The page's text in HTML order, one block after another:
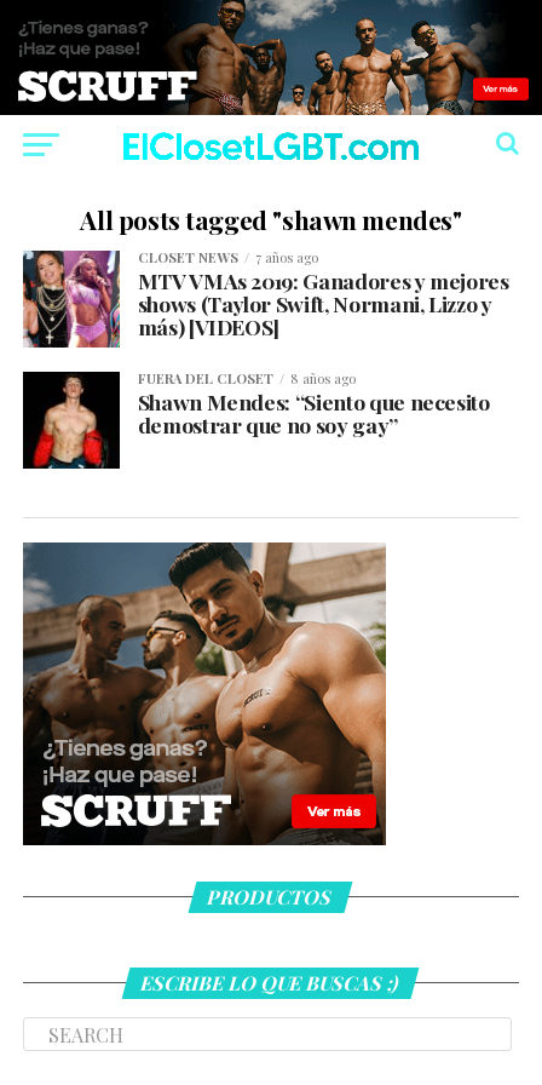
All posts tagged "shawn mendes"
CLOSET NEWS 7 años ago
MTV VMAs 2019: Ganadores y mejores
shows (Taylor Swift, Normani, Lizzo y
más) [VIDEOS]
FUERA DEL CLOSET 8 años ago
Shawn Mendes: “Siento que necesito
demostrar que no soy gay”
PRODUCTOS
ESCRIBE LO QUE BUSCAS ;)